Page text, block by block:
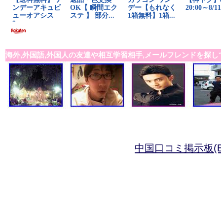
海外,外国語,外国人の友達や相互学習相手,メールフレンドを探し
中国口コミ掲示板